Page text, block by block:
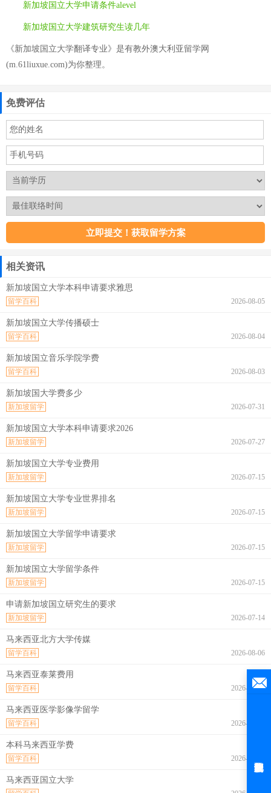
新加坡国立大学申请条件alevel
新加坡国立大学建筑研究生读几年
《新加坡国立大学翻译专业》是有教外澳大利亚留学网
(m.61liuxue.com)为你整理。
免费评估
相关资讯
新加坡国立大学本科申请要求雅思
2026-08-05
留学百科
新加坡国立大学传播硕士
2026-08-04
留学百科
新加坡国立音乐学院学费
2026-08-03
留学百科
新加坡国大学费多少
2026-07-31
新加坡留学
新加坡国立大学本科申请要求2026
2026-07-27
新加坡留学
新加坡国立大学专业费用
2026-07-15
新加坡留学
新加坡国立大学专业世界排名
2026-07-15
新加坡留学
新加坡国立大学留学申请要求
2026-07-15
新加坡留学
新加坡国立大学留学条件
2026-07-15
新加坡留学
申请新加坡国立研究生的要求
2026-07-14
新加坡留学
马来西亚北方大学传媒
2026-08-06
留学百科
马来西亚泰莱费用
2026-08-06
留学百科
马来西亚医学影像学留学
2026-08-06
留学百科
本科马来西亚学费
2026-08-06
留学百科
马来西亚国立大学